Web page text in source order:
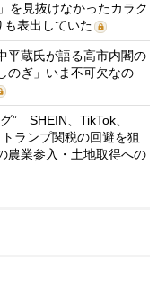
を見抜けなかったカラク
表出していた
平蔵氏が語る高市内閣の
ぎ」いま不可欠なの
” SHEIN、TikTok、
ランプ関税の回避を狙
業参入・土地取得への